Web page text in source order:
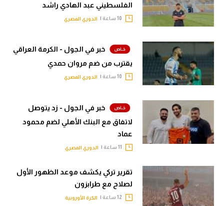
الفلسطيني عبد الهادي راشد
الدوري المصري
خبر في الجول - الكرمة العراقي
يقترب من ضم مروان حمدي
الدوري المصري
خبر في الجول - زد يتوصل
لاتفاق مع البنك الأهلي لضم محمود
عماد
الدوري المصري
تقرير تركي يكشف موعد الظهور الأول
لصلاح مع طرابزون
الكرة الأوروبية